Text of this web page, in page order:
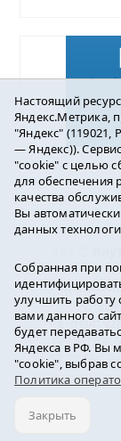
E-mail:
24.02.2016г.
в сфере
Настоящий
Яндекс.Метрика,
"Яндекс" (119021,
— Яндекс)).
"cookie" с целью
для обеспечения
качества
Вы
данных
Собранная при
улучшить работу
вами данного
будет
Яндекса в РФ. Вы
"cookie", выбрав
Политика
Закрыть